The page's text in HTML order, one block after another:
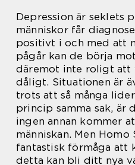
Depression är seklets
människor får
positivt i och med att
pågår kan de börja
däremot inte roligt att
dåligt. Situationen är
trots att så många
princip samma sak,
ingen annan kommer
människan. Men Homo
fantastisk förmåga att
detta kan bli ditt nya